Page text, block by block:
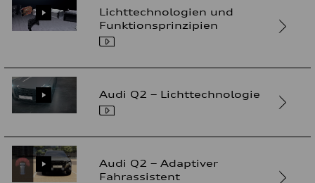
Lichttechnologien und
Funktionsprinzipien
Audi Q2 – Lichttechnologie
Audi Q2 – Adaptiver
Fahrassistent